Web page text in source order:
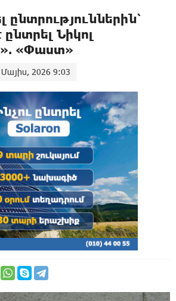
ընտրություններին՝
Նիկոլ
«Փաստ»
Մայիս, 2026 9:03